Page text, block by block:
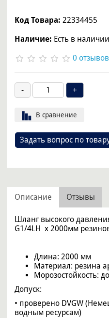
Код Товара: 22334455
Наличие: Есть в наличии
0 отзывов
В сравнение
Задать вопрос по
Описание Отзывы
Шланг высокого
G1/4LH x 2000мм
Длина: 2000 мм
Материал: резина
Морозостойкость:
Допуск:
• проверено DVGW
водным ресурсам)